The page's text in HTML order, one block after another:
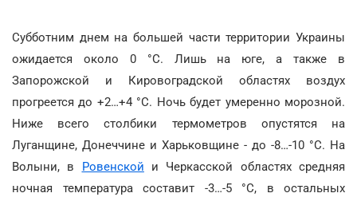
Субботним днем на большей части территории Украины
ожидается около 0 °С. Лишь на юге, а также в
Запорожской и Кировоградской областях воздух
прогреется до +2…+4 °С. Ночь будет умеренно морозной.
Ниже всего столбики термометров опустятся на
Луганщине, Донеччине и Харьковщине - до -8…-10 °С. На
Волыни, в Ровенской и Черкасской областях средняя
ночная температура составит -3…-5 °С, в остальных